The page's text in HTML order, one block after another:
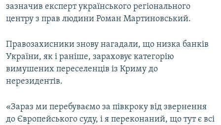
зазначив експерт українського регіонального
центру з прав людини Роман Мартиновський.
Правозахисники знову нагадали, що низка банків
України, як і раніше, зараховує категорію
вимушених переселенців із Криму до
нерезидентів.
«Зараз ми перебуваємо за півкроку від звернення
до Європейського суду, і я переконаний, що тут є всі